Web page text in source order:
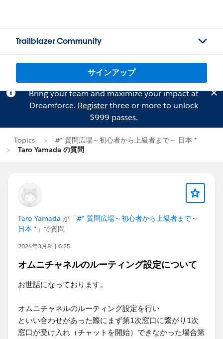
Trailblazer Community
サインアップ
Bring your team and maximize your impact at
Dreamforce. Registerthree or more to unlock
$999 passes.
Topics
#* 質問広場～初心者から上級者まで～ 日本 *
Taro Yamada の質問
Taro Yamada が「#* 質問広場～初心者から上級者まで～
日本 * 」で質問
2024年3月8日 6:25
オムニチャネルのルーティング設定について
お世話になっております。
オムニチャネルのルーティング設定を行い
といい合わせがあった際にまず第1次窓口に繋がり1次
窓口が受け入れ（チャットを開始）できなかった場合第